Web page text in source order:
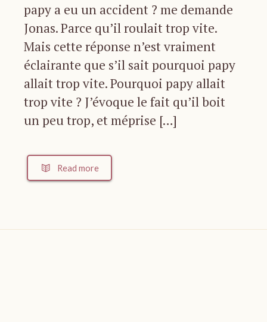
papy a eu un accident ? me demande
Jonas. Parce qu’il roulait trop vite.
Mais cette réponse n’est vraiment
éclairante que s’il sait pourquoi papy
allait trop vite. Pourquoi papy allait
trop vite ? J’évoque le fait qu’il boit
un peu trop, et méprise […]
Read more